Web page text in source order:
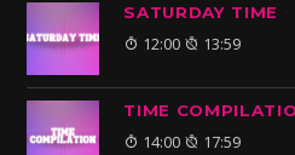
SATURDAY TIME
12:00 13:59
TIME
14:00 17:59